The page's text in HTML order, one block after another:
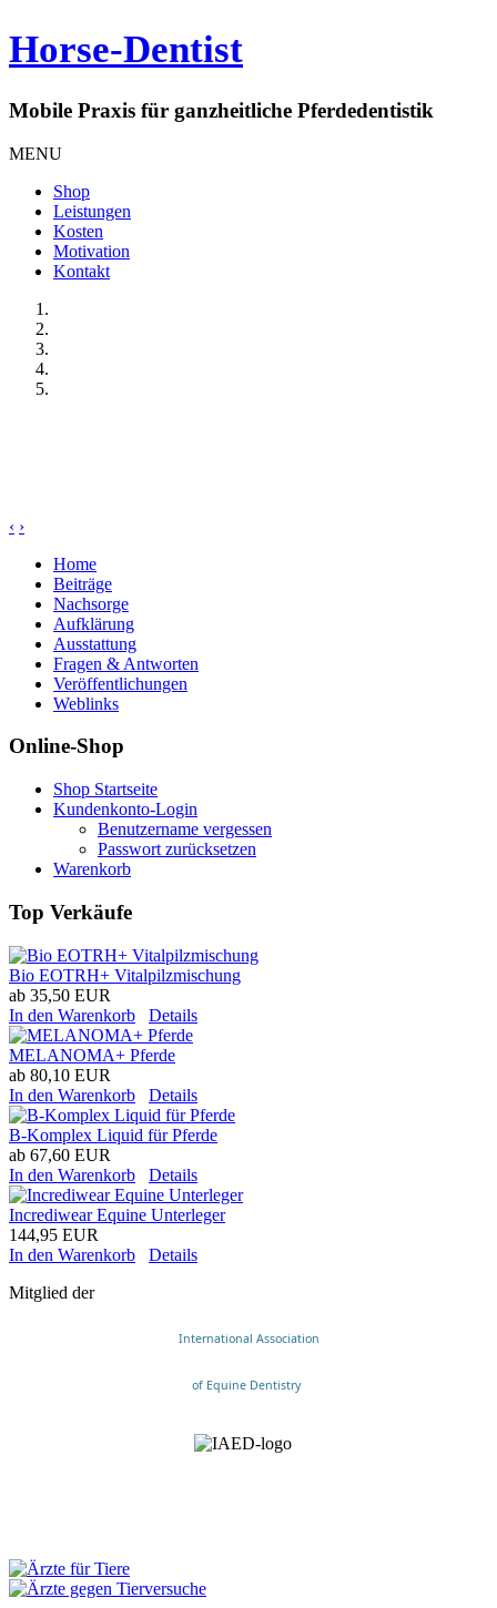
Horse-Dentist
Mobile Praxis für ganzheitliche Pferdedentistik
MENU
Shop
Leistungen
Kosten
Motivation
Kontakt
‹ ›
Home
Beiträge
Nachsorge
Aufklärung
Ausstattung
Fragen & Antworten
Veröffentlichungen
Weblinks
Online-Shop
Shop Startseite
Kundenkonto-Login
Benutzername vergessen
Passwort zurücksetzen
Warenkorb
Top Verkäufe
Bio EOTRH+ Vitalpilzmischung
ab 35,50 EUR
In den Warenkorb
Details
MELANOMA+ Pferde
ab 80,10 EUR
In den Warenkorb
Details
B-Komplex Liquid für Pferde
ab 67,60 EUR
In den Warenkorb
Details
Incrediwear Equine Unterleger
144,95 EUR
In den Warenkorb
Details
Mitglied der
International Association
of Equine Dentistry